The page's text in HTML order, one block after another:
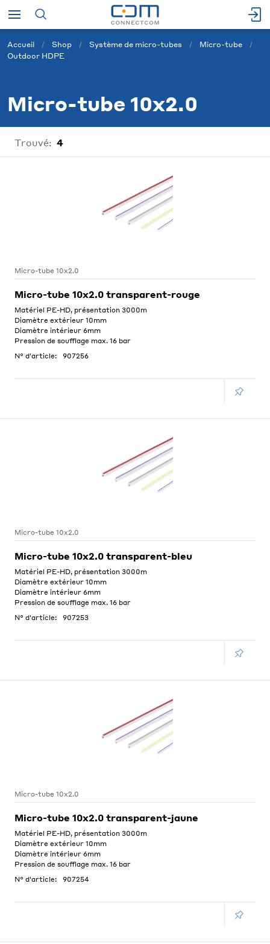
Accueil Shop Système de micro-tubes
Micro-tube
Outdoor HDPE
Micro-tube 10x2.0
Trouvé: 4
Micro-tube 10x2.0
Micro-tube 10x2.0 transparent-rouge
Matériel PE-HD, présentation 3000m
Diamètre extérieur 10mm
Diamètre intérieur 6mm
Pression de soufflage max. 16 bar
N° d'article:
907256
Micro-tube 10x2.0
Micro-tube 10x2.0 transparent-bleu
Matériel PE-HD, présentation 3000m
Diamètre extérieur 10mm
Diamètre intérieur 6mm
Pression de soufflage max. 16 bar
N° d'article:
907253
Micro-tube 10x2.0
Micro-tube 10x2.0 transparent-jaune
Matériel PE-HD, présentation 3000m
Diamètre extérieur 10mm
Diamètre intérieur 6mm
Pression de soufflage max. 16 bar
N° d'article:
907254